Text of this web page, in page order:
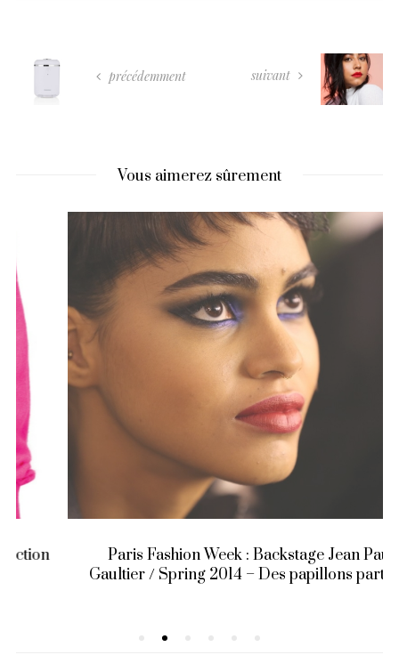
précédemment suivant
Vous aimerez sûrement
Paris Fashion Week : Backstage Jean Paul
Gaultier / Spring 2014 – Des papillons partout !